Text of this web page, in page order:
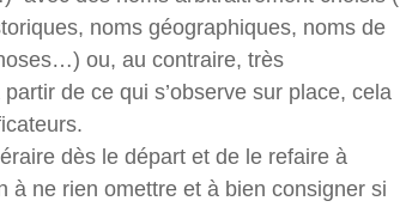
noms géographiques, noms de
ou, au contraire, très
de ce qui s’observe sur place, cela
dès le départ et de le refaire à
à ne rien omettre et à bien consigner si